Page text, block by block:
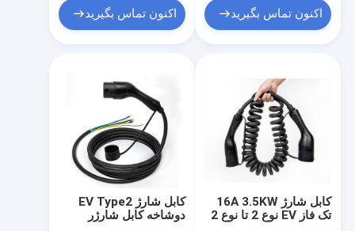
اکنون تماس بگیرید اکنون تماس بگیرید
کابل شارژ EV Type2
دوشاخه کابل شارژر
کابل شارژ 16A 3.5KW
تک فاز EV نوع 2 تا نوع 2